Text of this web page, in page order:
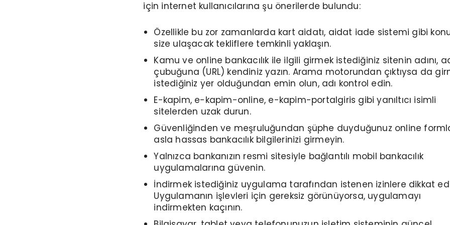
için internet kullanıcılarına şu önerilerde bulundu:
Özellikle bu zor zamanlarda kart aidatı, aidat iade sistemi gibi
size ulaşacak tekliflere temkinli yaklaşın.
Kamu ve online bankacılık ile ilgili girmek istediğiniz sitenin adını,
çubuğuna (URL) kendiniz yazın. Arama motorundan çıktıysa da
istediğiniz yer olduğundan emin olun, adı kontrol edin.
E-kapim, e-kapim-online, e-kapim-portalgiris gibi yanıltıcı isimli
sitelerden uzak durun.
Güvenliğinden ve meşruluğundan şüphe duyduğunuz online
asla hassas bankacılık bilgilerinizi girmeyin.
Yalnızca bankanızın resmi sitesiyle bağlantılı mobil bankacılık
uygulamalarına güvenin.
İndirmek istediğiniz uygulama tarafından istenen izinlere dikkat
Uygulamanın işlevleri için gereksiz görünüyorsa, uygulamayı
indirmekten kaçının.